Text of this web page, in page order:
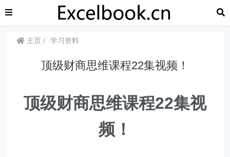
主页 学习资料
顶级财商思维课程22集视频！
顶级财商思维课程22集视
频！